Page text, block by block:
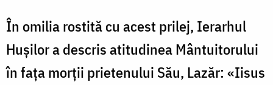
stricăciunea
din
lumea
În omilia rostită cu acest prilej, Ierarhul
Hușilor a descris atitudinea Mântuitorului
în fața morții prietenului Său, Lazăr: «Iisus